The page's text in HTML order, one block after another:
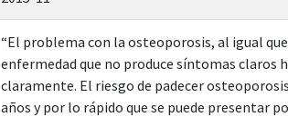
“El problema con la osteoporosis, al igual
enfermedad que no produce síntomas claros
claramente. El riesgo de padecer
años y por lo rápido que se puede presentar